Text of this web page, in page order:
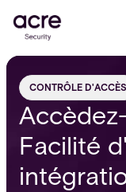
CONTRÔLE D'ACCÈS
Facilité